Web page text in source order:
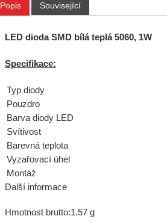
Popis Související
LED dioda SMD bílá teplá 5060, 1W
Specifikace:
Typ diody
Pouzdro
Barva diody LED
Svítivost
Barevná teplota
Vyzařovací úhel
Montáž
Další informace
Hmotnost brutto:1.57 g